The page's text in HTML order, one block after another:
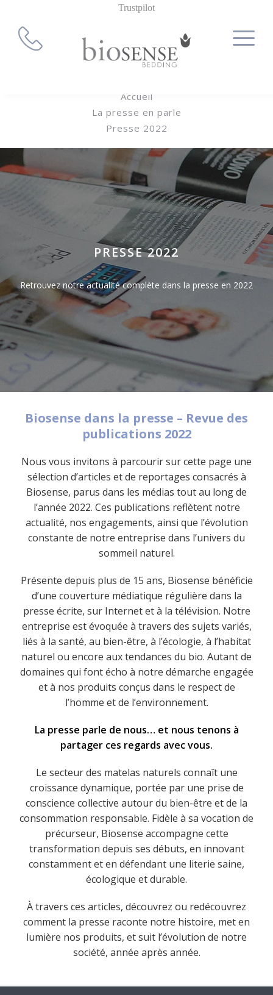
Trustpilot
Accueil
La presse en parle
Presse 2022
PRESSE 2022
Retrouvez notre actualité complète dans la presse en 2022
Biosense dans la presse – Revue des
publications 2022
Nous vous invitons à parcourir sur cette page une
sélection d’articles et de reportages consacrés à
Biosense, parus dans les médias tout au long de
l’année 2022. Ces publications reflètent notre
actualité, nos engagements, ainsi que l’évolution
constante de notre entreprise dans l’univers du
sommeil naturel.
Présente depuis plus de 15 ans, Biosense bénéficie
d’une couverture médiatique régulière dans la
presse écrite, sur Internet et à la télévision. Notre
entreprise est évoquée à travers des sujets variés,
liés à la santé, au bien-être, à l’écologie, à l’habitat
naturel ou encore aux tendances du bio. Autant de
domaines qui font écho à notre démarche engagée
et à nos produits conçus dans le respect de
l’homme et de l’environnement.
La presse parle de nous… et nous tenons à
partager ces regards avec vous.
Le secteur des matelas naturels connaît une
croissance dynamique, portée par une prise de
conscience collective autour du bien-être et de la
consommation responsable. Fidèle à sa vocation de
précurseur, Biosense accompagne cette
transformation depuis ses débuts, en innovant
constamment et en défendant une literie saine,
écologique et durable.
À travers ces articles, découvrez ou redécouvrez
comment la presse raconte notre histoire, met en
lumière nos produits, et suit l’évolution de notre
société, année après année.